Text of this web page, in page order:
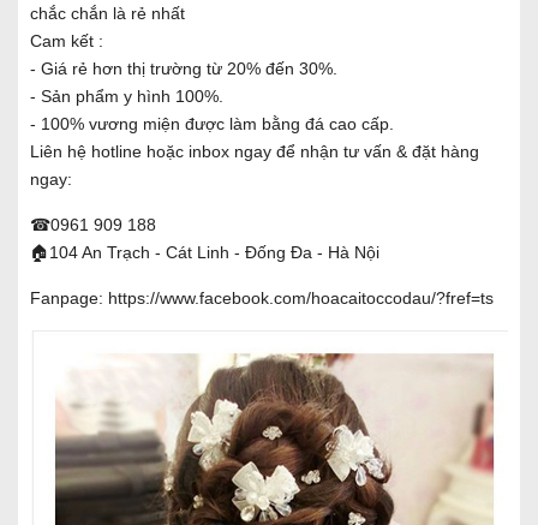
chắc chắn là rẻ nhất
Cam kết :
- Giá rẻ hơn thị trường từ 20% đến 30%.
- Sản phẩm y hình 100%.
- 100% vương miện được làm bằng đá cao cấp.
Liên hệ hotline hoặc inbox ngay để nhận tư vấn & đặt hàng
ngay:
☎0961 909 188
🏠104 An Trạch - Cát Linh - Đống Đa - Hà Nội
Fanpage: https://www.facebook.com/hoacaitoccodau/?fref=ts